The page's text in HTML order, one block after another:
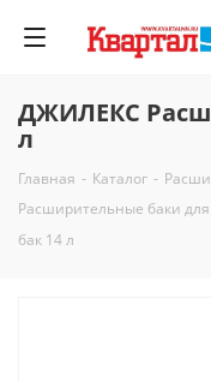
ДЖИЛЕКС
л
Главная - Каталог -
Расширительные баки
бак 14 л